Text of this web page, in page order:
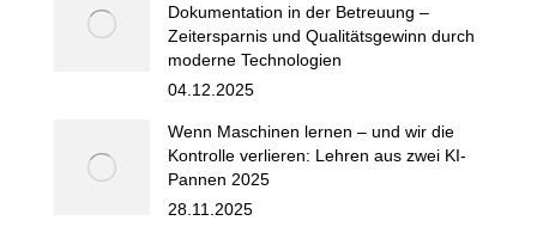
Dokumentation in der Betreuung –
Zeitersparnis und Qualitätsgewinn durch
moderne Technologien
04.12.2025
Wenn Maschinen lernen – und wir die
Kontrolle verlieren: Lehren aus zwei KI-
Pannen 2025
28.11.2025